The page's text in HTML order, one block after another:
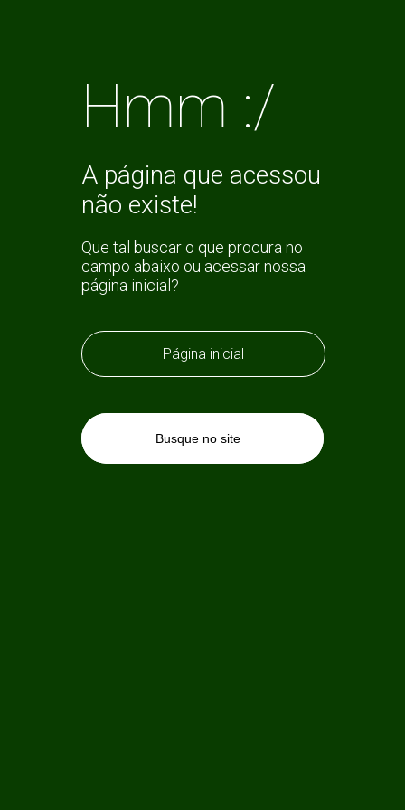
Hmm :/
A página que acessou
não existe!
Que tal buscar o que procura no
campo abaixo ou acessar nossa
página inicial?
Página inicial